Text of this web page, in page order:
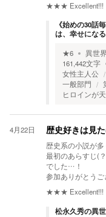
★★★ Excellent!!!
《始めの30話
は、幸せにな
★6 異世
161,442文字
女性主人公
一般部門
ヒロインが
4月22日 歴史好きは見
歴史系の小説が
最初のあらすじ(
でした…！
参加ありがとうご
★★★ Excellent!!!
松永久秀の異